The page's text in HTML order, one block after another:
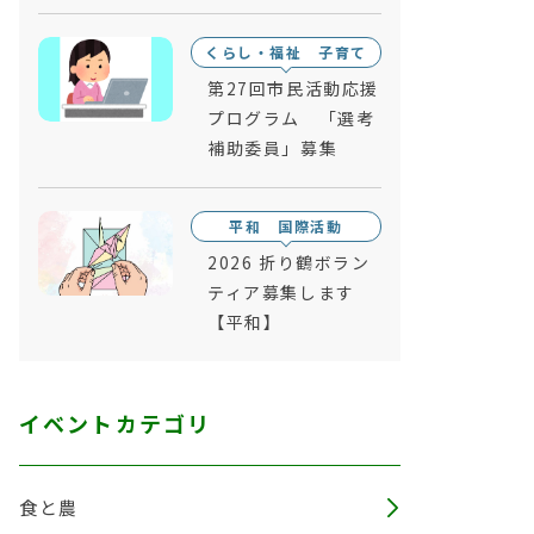
くらし・福祉 子育て
第27回市民活動応援
プログラム 「選考
補助委員」募集
平和 国際活動
2026 折り鶴ボラン
ティア募集します
【平和】
イベントカテゴリ
食と農